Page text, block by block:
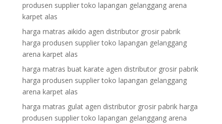
produsen supplier toko lapangan gelanggang arena
karpet alas
harga matras aikido agen distributor grosir pabrik
harga produsen supplier toko lapangan gelanggang
arena karpet alas
harga matras buat karate agen distributor grosir pabrik
harga produsen supplier toko lapangan gelanggang
arena karpet alas
harga matras gulat agen distributor grosir pabrik harga
produsen supplier toko lapangan gelanggang arena